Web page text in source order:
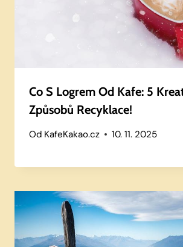
Co S Logrem Od Kafe: 5
Způsobů Recyklace!
Od KafeKakao.cz 10. 11. 2025